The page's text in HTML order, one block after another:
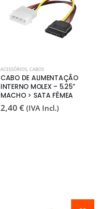
ACESSÓRIOS, CABOS
CABO DE ALIMENTAÇÃO
INTERNO MOLEX – 5.25”
MACHO > SATA FÊMEA
2,40 € (IVA Incl.)